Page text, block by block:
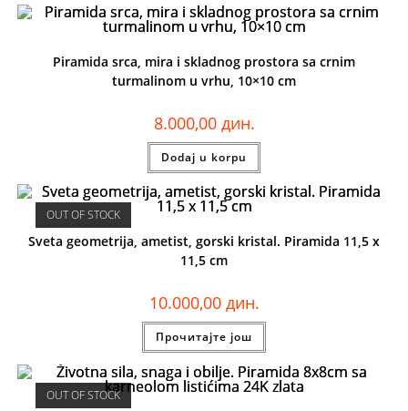
Piramida srca, mira i skladnog prostora sa crnim
turmalinom u vrhu, 10×10 cm
8.000,00 дин.
Dodaj u korpu
OUT OF STOCK
Sveta geometrija, ametist, gorski kristal. Piramida 11,5 x
11,5 cm
10.000,00 дин.
Прочитајте још
OUT OF STOCK